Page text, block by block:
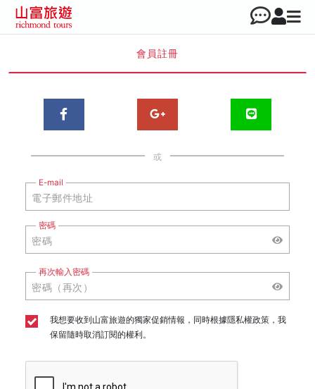
會員註冊
或
E-mail
密碼
再次輸入密碼
我想要收到山富旅遊的獨家促銷情報，同時根據隱私權政策，我
保留隨時取消訂閱的權利。